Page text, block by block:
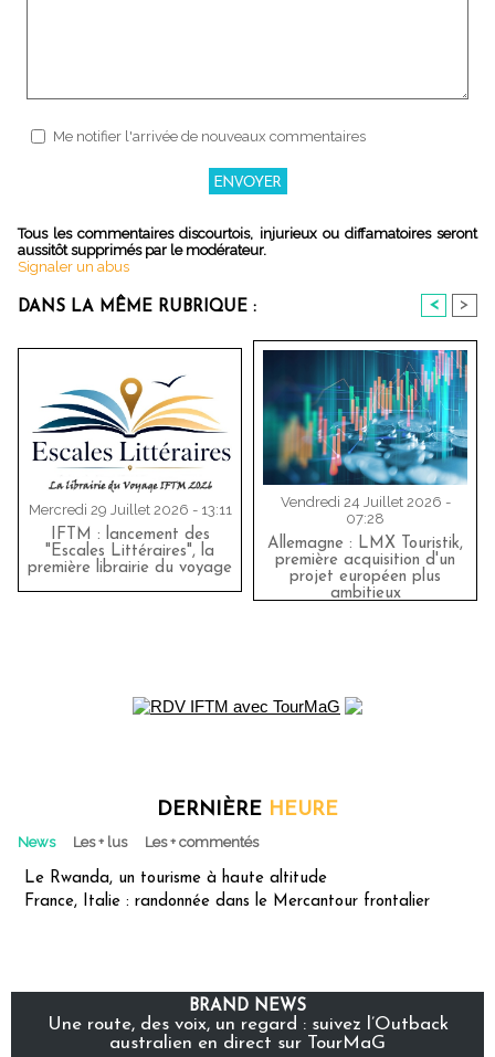
Me notifier l'arrivée de nouveaux commentaires
Tous les commentaires discourtois, injurieux ou diffamatoires seront
aussitôt supprimés par le modérateur.
Signaler un abus
DANS LA MÊME RUBRIQUE : < >
Mercredi 29 Juillet 2026 - 13:11
IFTM : lancement des
"Escales Littéraires", la
première librairie du voyage
Vendredi 24 Juillet 2026 -
07:28
Allemagne : LMX Touristik,
première acquisition d'un
projet européen plus
ambitieux
DERNIÈRE HEURE
News Les + lus Les + commentés
Le Rwanda, un tourisme à haute altitude
France, Italie : randonnée dans le Mercantour frontalier
BRAND NEWS
Une route, des voix, un regard : suivez l’Outback
australien en direct sur TourMaG